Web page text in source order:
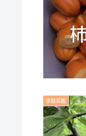
家庭菜園